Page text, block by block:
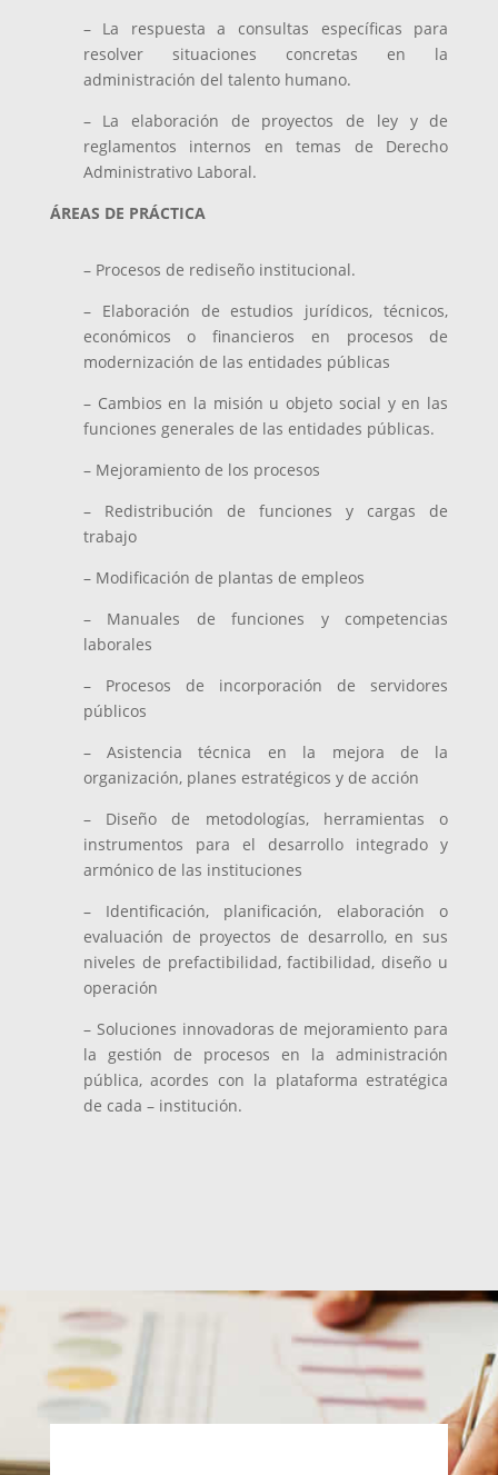
– La respuesta a consultas específicas para
resolver situaciones concretas en la
administración del talento humano.
– La elaboración de proyectos de ley y de
reglamentos internos en temas de Derecho
Administrativo Laboral.
ÁREAS DE PRÁCTICA
– Procesos de rediseño institucional.
– Elaboración de estudios jurídicos, técnicos,
económicos o financieros en procesos de
modernización de las entidades públicas
– Cambios en la misión u objeto social y en las
funciones generales de las entidades públicas.
– Mejoramiento de los procesos
– Redistribución de funciones y cargas de
trabajo
– Modificación de plantas de empleos
– Manuales de funciones y competencias
laborales
– Procesos de incorporación de servidores
públicos
– Asistencia técnica en la mejora de la
organización, planes estratégicos y de acción
– Diseño de metodologías, herramientas o
instrumentos para el desarrollo integrado y
armónico de las instituciones
– Identificación, planificación, elaboración o
evaluación de proyectos de desarrollo, en sus
niveles de prefactibilidad, factibilidad, diseño u
operación
– Soluciones innovadoras de mejoramiento para
la gestión de procesos en la administración
pública, acordes con la plataforma estratégica
de cada – institución.